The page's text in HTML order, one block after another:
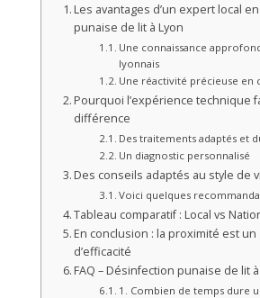
Les avantages d’un expert local
punaise de lit à Lyon
Une connaissance
lyonnais
Une réactivité précieuse en
Pourquoi l’expérience technique
différence
Des traitements adaptés et
Un diagnostic personnalisé
Des conseils adaptés au style de
Voici quelques
Tableau comparatif : Local vs
En conclusion : la proximité est un
d’efficacité
FAQ – Désinfection punaise de lit
1. Combien de temps dure